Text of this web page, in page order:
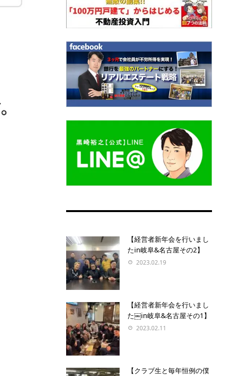
【経営者新年会を行いまし
たin岐阜&名古屋その2】
2023.02.19
【経営者新年会を行いまし
た￼in岐阜&名古屋その1】
2023.02.11
【クラブ生と毎年恒例の僕